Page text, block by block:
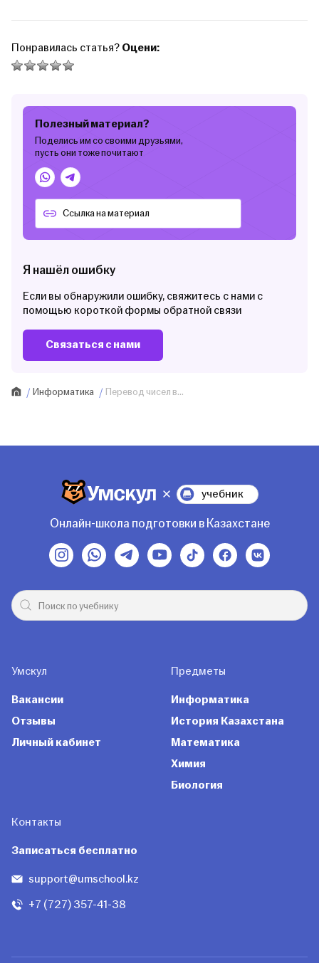
Понравилась статья? Оцени:
Полезный материал?
Поделись им со своими друзьями,
пусть они тоже почитают
Я нашёл ошибку
Если вы обнаружили ошибку, свяжитесь с нами с
помощью короткой формы обратной связи
Связаться с нами
Информатика Перевод чисел в...
учебник
Онлайн-школа подготовки в Казахстане
Умскул
Вакансии
Отзывы
Личный кабинет
Предметы
Информатика
История Казахстана
Математика
Химия
Биология
Контакты
Записаться бесплатно
support@umschool.kz
+7 (727) 357-41-38